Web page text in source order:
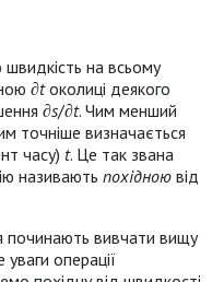
на всьому
∂tоколиці деякого
∂s/∂t. Чим менший
точніше визначається
часу) t. Це так звана
називають похідною від
починають вивчати вищу
операції